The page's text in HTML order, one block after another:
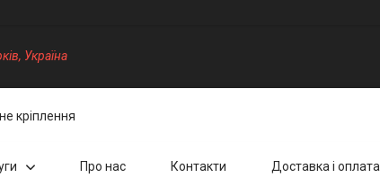
Україна
кріплення
Про нас Контакти Доставка і оплата